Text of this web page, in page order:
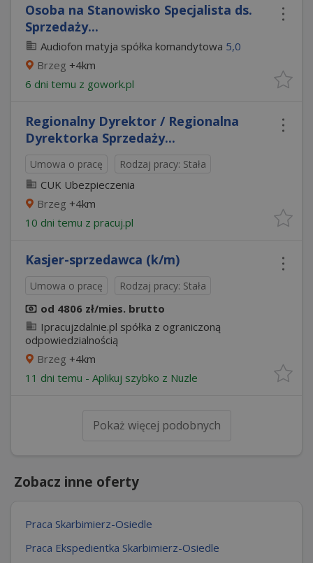
Osoba na Stanowisko Specjalista ds.
Sprzedaży...
Audiofon matyja spółka komandytowa 5,0
Brzeg +4km
6 dni temu z gowork.pl
Regionalny Dyrektor / Regionalna
Dyrektorka Sprzedaży...
Umowa o pracę Rodzaj pracy: Stała
CUK Ubezpieczenia
Brzeg +4km
10 dni temu z pracuj.pl
Kasjer-sprzedawca (k/m)
Umowa o pracę Rodzaj pracy: Stała
od 4806 zł/mies. brutto
Ipracujzdalnie.pl spółka z ograniczoną
odpowiedzialnością
Brzeg +4km
11 dni temu - Aplikuj szybko z Nuzle
Pokaż więcej podobnych
Zobacz inne oferty
Praca Skarbimierz-Osiedle
Praca Ekspedientka Skarbimierz-Osiedle